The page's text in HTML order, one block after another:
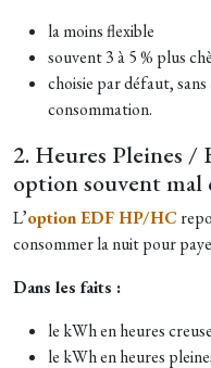
la moins flexible
souvent 3 à 5 % plus
choisie par défaut,
consommation.
2. Heures Pleines /
option souvent mal
L’option EDF HP/HC
consommer la nuit pour
Dans les faits :
le kWh en heures
le kWh en heures